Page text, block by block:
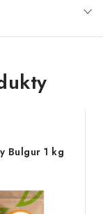
Bulgur 1 kg